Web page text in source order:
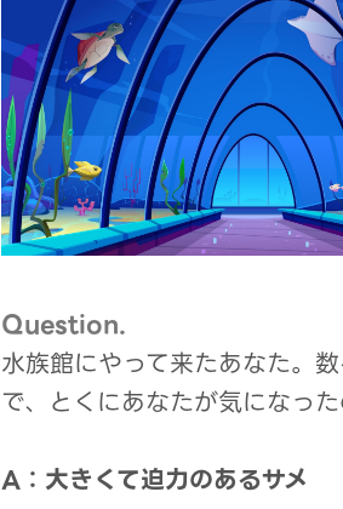
Question.
水族館にやって来たあなた。
で、とくにあなたが気になっ
A：大きくて迫力のあるサメ